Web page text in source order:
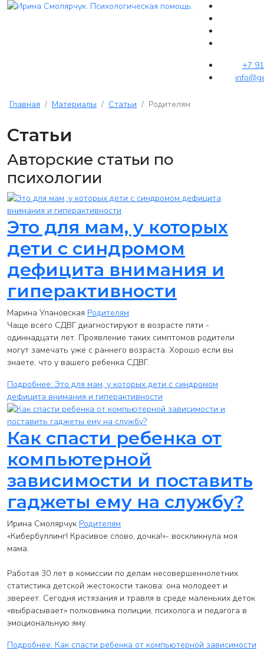
+7
Главная Материалы Статьи Родителям
Статьи
Авторские статьи по
психологии
Это для мам, у которых
дети с синдромом
дефицита внимания и
гиперактивности
Марина Улановская Родителям
Чаще всего СДВГ диагностируют в возрасте пяти -
одиннадцати лет. Проявление таких симптомов родители
могут замечать уже с раннего возраста. Хорошо если вы
знаете, что у вашего ребенка СДВГ.
Подробнее: Это для мам, у которых дети с синдромом
дефицита внимания и гиперактивности
Как спасти ребенка от
компьютерной
зависимости и поставить
гаджеты ему на службу?
Ирина Смолярчук Родителям
«Кибербуллинг! Красивое слово, дочка!»- воскликнула моя
мама.
Работая 30 лет в комиссии по делам несовершеннолетних
статистика детской жестокости такова: она молодеет и
звереет. Сегодня истязания и травля в среде маленьких деток
«выбрасывает» полковника полиции, психолога и педагога в
эмоциональную яму.
Подробнее: Как спасти ребенка от компьютерной зависимости